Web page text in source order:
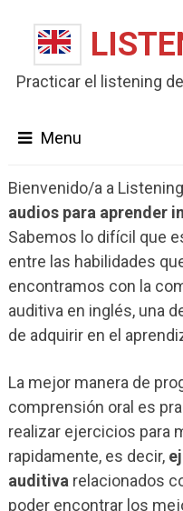
Practicar el listening
Menu
Bienvenido/a a
audios para aprender
Sabemos lo difícil que
entre las habilidades
encontramos con la
auditiva en inglés, una
de adquirir en el
La mejor manera de
comprensión oral es
realizar ejercicios para
rapidamente, es decir,
auditiva relacionados
poder encontrar los